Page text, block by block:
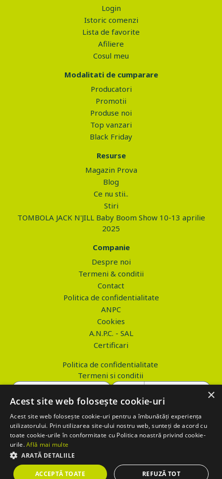
Login
Istoric comenzi
Lista de favorite
Afiliere
Cosul meu
Modalitati de cumparare
Producatori
Promotii
Produse noi
Top vanzari
Black Friday
Resurse
Magazin Prova
Blog
Ce nu stii..
Stiri
TOMBOLA JACK N'JILL Baby Boom Show 10-13 aprilie
2025
Companie
Despre noi
Termeni & conditii
Contact
Politica de confidentialitate
ANPC
Cookies
A.N.P.C. - SAL
Certificari
Politica de confidentialitate
Termeni si conditii
Copyright © 2026 PROVA.ro
$('.btn_gdpr').click(function() { //alert('test'); var values='';
values+='action=accept-gdpr'; $.ajax({ method: "POST", url:
"https://www.prova.ro/gdpr.php", data: values, success: function(html)
{ if (html == 'success') { $('.box_gdpr').remove(); return false; } } });
×
Acest site web folosește cookie-uri
Acest site web folosește cookie-uri pentru a îmbunătăți experiența
utilizatorului. Prin utilizarea site-ului nostru web, sunteți de acord cu
toate cookie-urile în conformitate cu Politica noastră privind cookie-
urile.Află mai multe
ARATĂ DETALIILE
ACCEPTĂ TOATE REFUZĂ TOT